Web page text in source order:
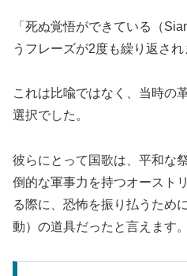
「死ぬ覚悟ができている（
うフレーズが2度も繰り返され
これは比喩ではなく、当時の
選択でした。
彼らにとって国歌は、平和な
倒的な軍事力を持つオースト
る際に、恐怖を振り払うため
動）の道具だったと言えます。